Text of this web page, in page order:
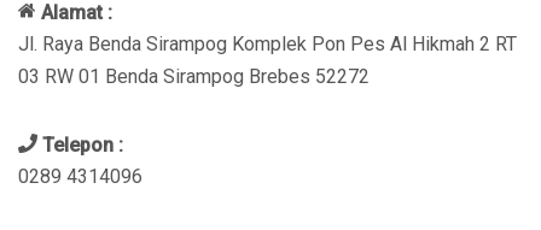
Alamat :
Jl. Raya Benda Sirampog Komplek Pon Pes Al Hikmah 2 RT
03 RW 01 Benda Sirampog Brebes 52272
Telepon :
0289 4314096